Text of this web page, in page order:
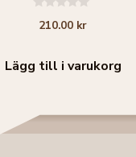
210.00 kr
Lägg till i varukorg